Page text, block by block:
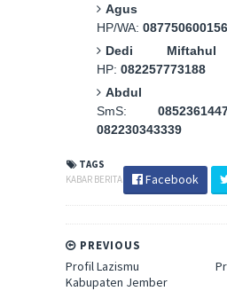
Agus
HP/WA: 087750600156
Dedi Miftahul
HP: 082257773188
Abdul
SmS:
082230343339
TAGS
KABAR BERITA
Facebook
PREVIOUS
Profil Lazismu
Kabupaten Jember